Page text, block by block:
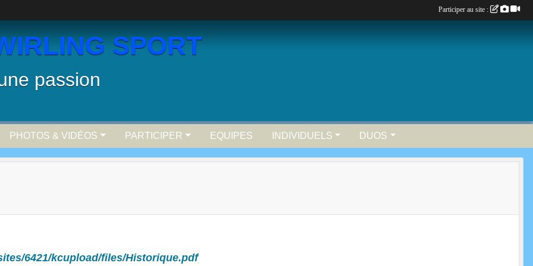
SPORT
passion
PHOTOS & VIDÉOS PARTICIPER EQUIPES INDIVIDUELS DUOS
6421/kcupload/files/Historique.pdf
Participer au site :